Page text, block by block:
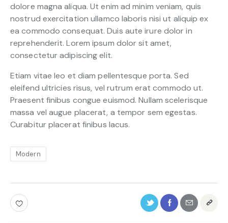
dolore magna aliqua. Ut enim ad minim veniam, quis
nostrud exercitation ullamco laboris nisi ut aliquip ex
ea commodo consequat. Duis aute irure dolor in
reprehenderit. Lorem ipsum dolor sit amet,
consectetur adipiscing elit.
Etiam vitae leo et diam pellentesque porta. Sed
eleifend ultricies risus, vel rutrum erat commodo ut.
Praesent finibus congue euismod. Nullam scelerisque
massa vel augue placerat, a tempor sem egestas.
Curabitur placerat finibus lacus.
Modern